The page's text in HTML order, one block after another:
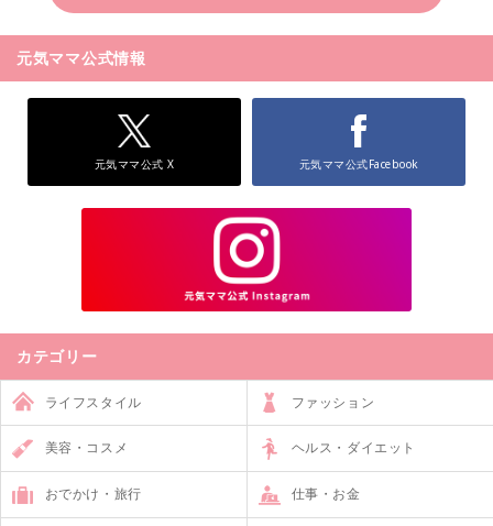
元気ママ公式情報
元気ママ公式 X 元気ママ公式Facebook
カテゴリー
ライフスタイル ファッション
美容・コスメ ヘルス・ダイエット
おでかけ・旅行 仕事・お金